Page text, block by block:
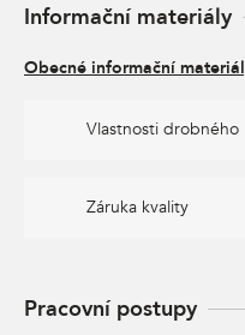
Informační materiály
Obecné informační
Vlastnosti
Záruka kvality
Pracovní postupy